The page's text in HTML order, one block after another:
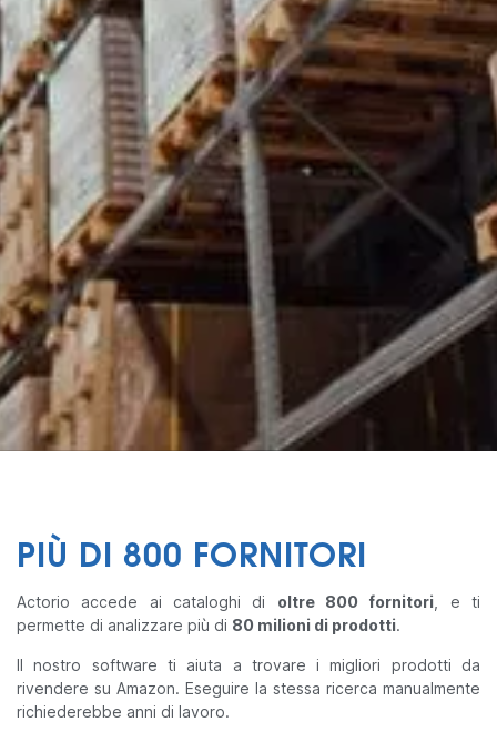
PIÙ DI 800 FORNITORI
Actorio accede ai cataloghi di oltre 800 fornitori , e ti
permette di analizzare più di 80 milioni di prodotti.
Il nostro software ti aiuta a trovare i migliori prodotti da
rivendere su Amazon. Eseguire la stessa ricerca manualmente
richiederebbe anni di lavoro.